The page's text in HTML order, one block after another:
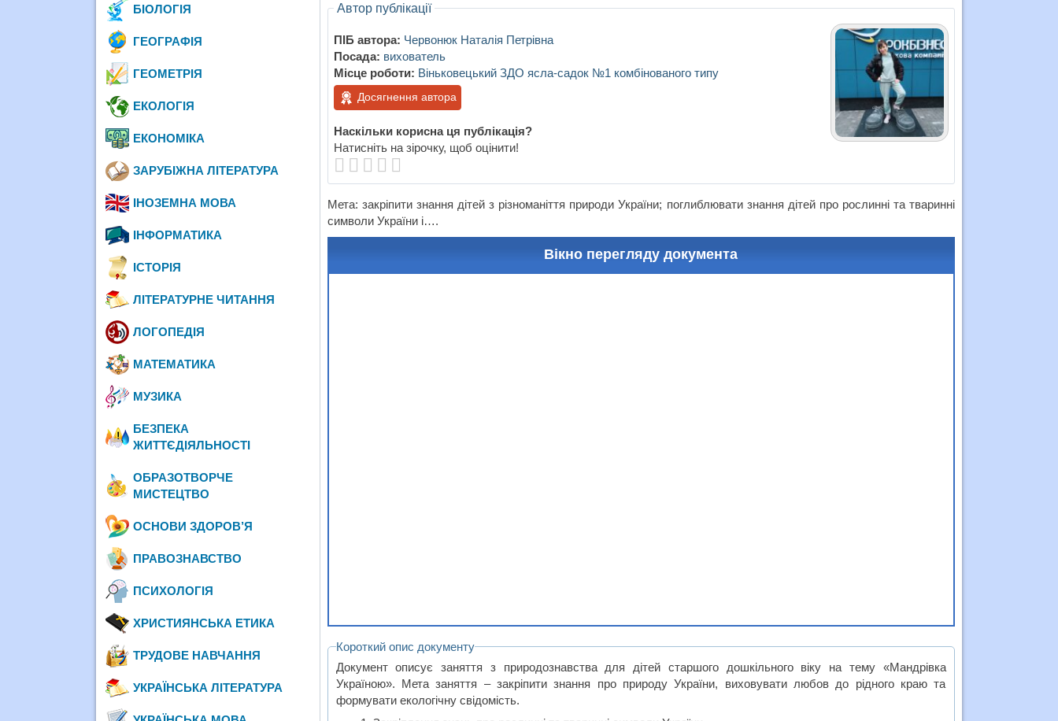
Автор публікації
ПІБ автора: Червонюк Наталія Петрівна
Посада: вихователь
Місце роботи: Віньковецький ЗДО ясла-садок №1 комбінованого типу
Досягнення автора
Наскільки корисна ця публікація?
Натисніть на зірочку, щоб оцінити!
Мета: закріпити знання дітей з різноманіття природи України; поглиблювати знання дітей про рослинні та тваринні
символи України і….
Вікно перегляду документа
Короткий опис документу
Документ описує заняття з природознавства для дітей старшого дошкільного віку на тему «Мандрівка
Україною». Мета заняття – закріпити знання про природу України, виховувати любов до рідного краю та
формувати екологічну свідомість.
БІОЛОГІЯ
ГЕОГРАФІЯ
ГЕОМЕТРІЯ
ЕКОЛОГІЯ
ЕКОНОМІКА
ЗАРУБІЖНА ЛІТЕРАТУРА
ІНОЗЕМНА МОВА
ІНФОРМАТИКА
ІСТОРІЯ
ЛІТЕРАТУРНЕ ЧИТАННЯ
ЛОГОПЕДІЯ
МАТЕМАТИКА
МУЗИКА
БЕЗПЕКА
ЖИТТЄДІЯЛЬНОСТІ
ОБРАЗОТВОРЧЕ
МИСТЕЦТВО
ОСНОВИ ЗДОРОВ’Я
ПРАВОЗНАВСТВО
ПСИХОЛОГІЯ
ХРИСТИЯНСЬКА ЕТИКА
ТРУДОВЕ НАВЧАННЯ
УКРАЇНСЬКА ЛІТЕРАТУРА